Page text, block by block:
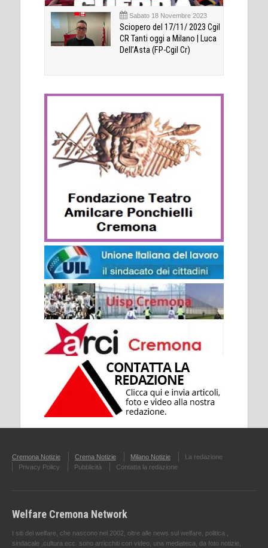
Sabato 18 Novembre 2023
Sciopero del 17/11/ 2023 Cgil
CR Tanti oggi a Milano | Luca
Dell’Asta (FP-Cgil Cr)
Cremona Notizie Crema Notizie Milano Notizie
La redazione
Privacy Policy
Pubblicità Contatta la redazione
Welfare Cremona Network
I siti del welfare, che nascono nel 2002, oltre alle news sul welfare, politica ,
sindacale ,cultura ecc. sono arricchiti con video, una mediateca, da foto notizie,